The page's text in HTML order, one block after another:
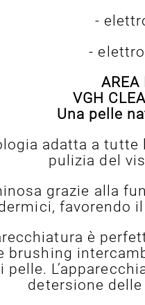
-
-
AREA
VGH
Una pelle
adatta a
pulizia del
grazie alla
favorendo
è
brushing
detersione